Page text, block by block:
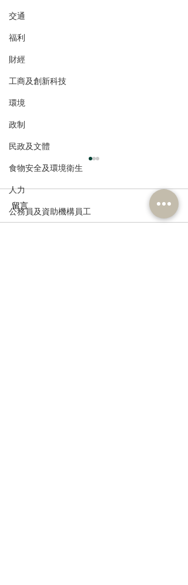
交通
福利
財經
工商及創新科技
環境
政制
民政及文體
食物安全及環境衛生
人力
公務員及資助機構員工
留言